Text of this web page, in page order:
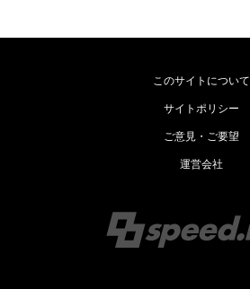
このサイトについて
サイトポリシー
ご意見・ご要望
運営会社